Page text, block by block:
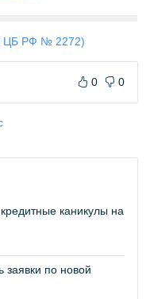
ЦБ РФ № 2272)
0 0
каникулы на
заявки по новой